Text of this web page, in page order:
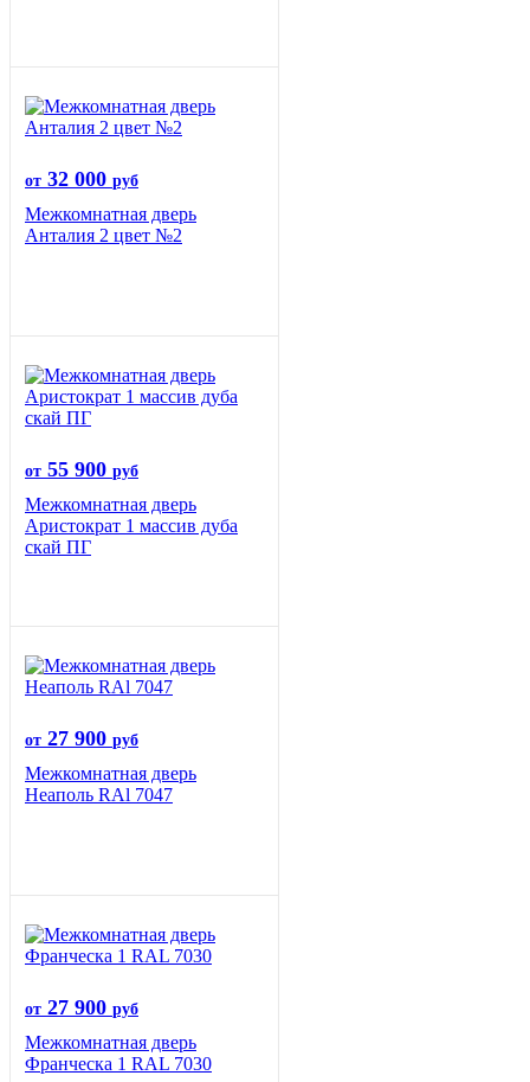
от 32 000 руб
Межкомнатная дверь
Анталия 2 цвет №2
от 55 900 руб
Межкомнатная дверь
Аристократ 1 массив дуба
скай ПГ
от 27 900 руб
Межкомнатная дверь
Неаполь RAl 7047
от 27 900 руб
Межкомнатная дверь
Франческа 1 RAL 7030